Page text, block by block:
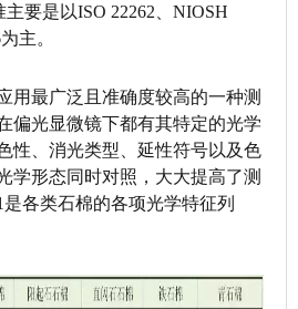
要是以ISO 22262、NIOSH
主。
用最广泛且准确度较高的一种测
偏光显微镜下都有其特定的光学
性、消光类型、延性符号以及色
学形态同时对照，大大提高了测
各类石棉的各项光学特征列